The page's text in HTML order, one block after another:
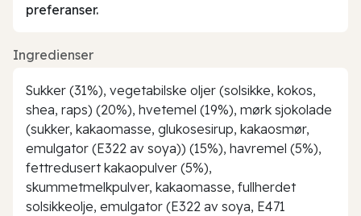
preferanser.
Ingredienser
Sukker (31%), vegetabilske oljer (solsikke, kokos,
shea, raps) (20%), hvetemel (19%), mørk sjokolade
(sukker, kakaomasse, glukosesirup, kakaosmør,
emulgator (E322 av soya)) (15%), havremel (5%),
fettredusert kakaopulver (5%),
skummetmelkpulver, kakaomasse, fullherdet
solsikkeolje, emulgator (E322 av soya, E471